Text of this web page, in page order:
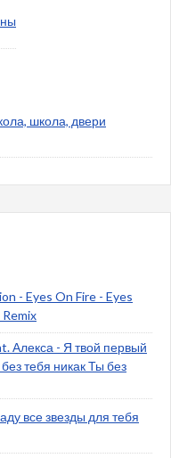
школа, двери
- Eyes On Fire - Eyes
Алекса - Я твой первый
тебя никак Ты без
все звезды для тебя